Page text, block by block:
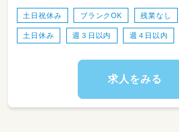
土日祝休み ブランクOK 残業なし
土日休み 週３日以内 週４日以内
求人をみる